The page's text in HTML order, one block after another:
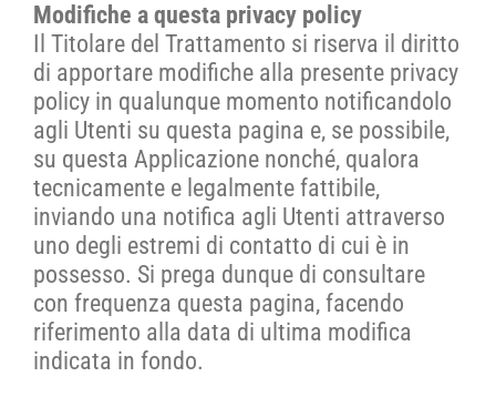
Modifiche a questa privacy policy
Il Titolare del Trattamento si riserva il diritto
di apportare modifiche alla presente privacy
policy in qualunque momento notificandolo
agli Utenti su questa pagina e, se possibile,
su questa Applicazione nonché, qualora
tecnicamente e legalmente fattibile,
inviando una notifica agli Utenti attraverso
uno degli estremi di contatto di cui è in
possesso. Si prega dunque di consultare
con frequenza questa pagina, facendo
riferimento alla data di ultima modifica
indicata in fondo.